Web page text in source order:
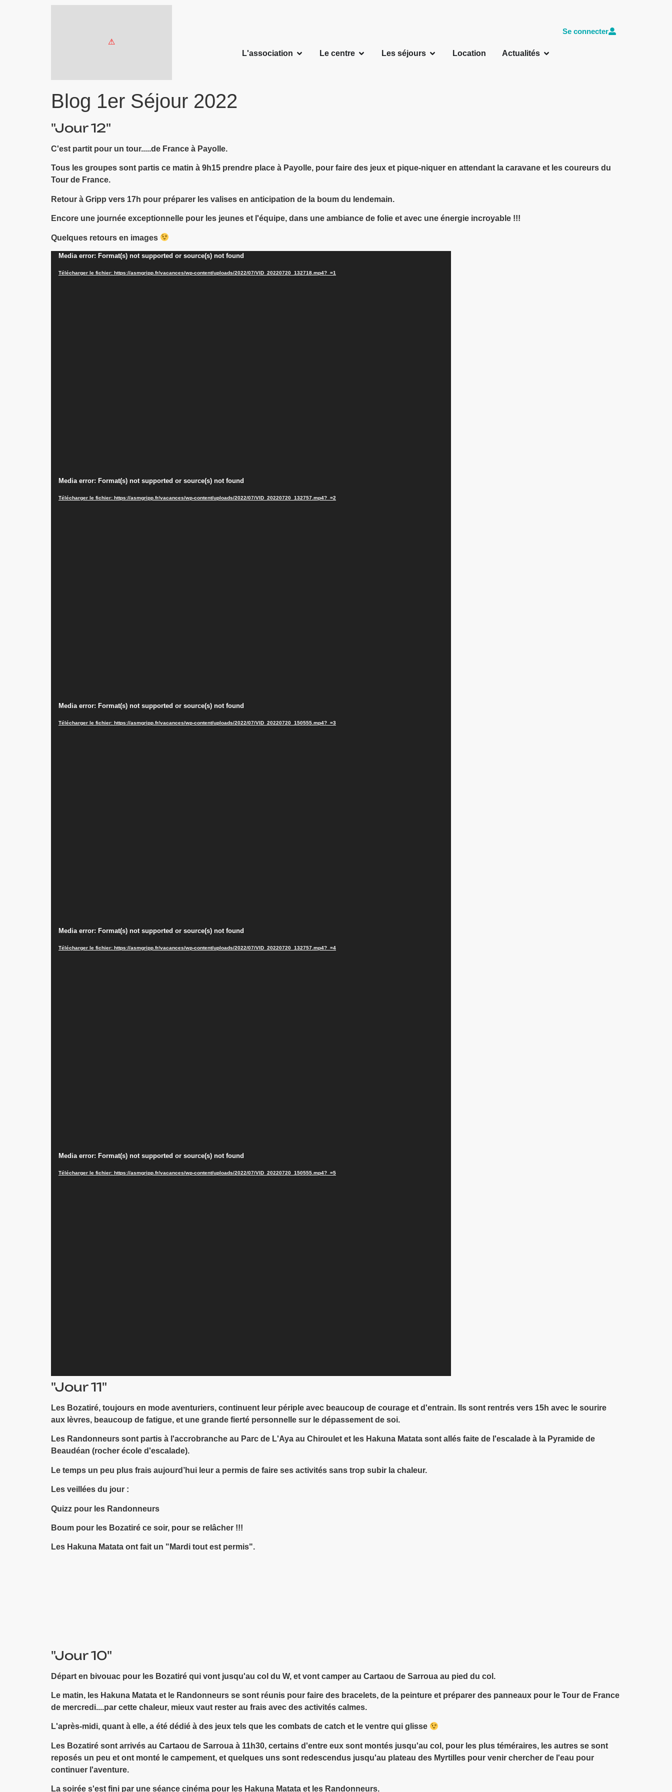
Se connecter
L'association Le centre Les séjours Location Actualités
Blog 1er Séjour 2022
"Jour 12"
C'est partit pour un tour.....de France à Payolle.
Tous les groupes sont partis ce matin à 9h15 prendre place à Payolle, pour faire des jeux et pique-niquer en attendant la caravane et les coureurs du
Tour de France.
Retour à Gripp vers 17h pour préparer les valises en anticipation de la boum du lendemain.
Encore une journée exceptionnelle pour les jeunes et l'équipe, dans une ambiance de folie et avec une énergie incroyable !!!
Quelques retours en images
Lecteur
Media error: Format(s) not supported or source(s) not found
Télécharger le fichier: https://asmgripp.fr/vacances/wp-content/uploads/2022/07/VID_20220720_132718.mp4?_=1
Lecteur
Media error: Format(s) not supported or source(s) not found
Télécharger le fichier: https://asmgripp.fr/vacances/wp-content/uploads/2022/07/VID_20220720_132757.mp4?_=2
Lecteur
Media error: Format(s) not supported or source(s) not found
Télécharger le fichier: https://asmgripp.fr/vacances/wp-content/uploads/2022/07/VID_20220720_150555.mp4?_=3
Lecteur
Media error: Format(s) not supported or source(s) not found
Télécharger le fichier: https://asmgripp.fr/vacances/wp-content/uploads/2022/07/VID_20220720_132757.mp4?_=4
Lecteur
Media error: Format(s) not supported or source(s) not found
Télécharger le fichier: https://asmgripp.fr/vacances/wp-content/uploads/2022/07/VID_20220720_150555.mp4?_=5
"Jour 11"
Les Bozatiré, toujours en mode aventuriers, continuent leur périple avec beaucoup de courage et d'entrain. Ils sont rentrés vers 15h avec le sourire
aux lèvres, beaucoup de fatigue, et une grande fierté personnelle sur le dépassement de soi.
Les Randonneurs sont partis à l'accrobranche au Parc de L'Aya au Chiroulet et les Hakuna Matata sont allés faite de l'escalade à la Pyramide de
Beaudéan (rocher école d'escalade).
Le temps un peu plus frais aujourd’hui leur a permis de faire ses activités sans trop subir la chaleur.
Les veillées du jour :
Quizz pour les Randonneurs
Boum pour les Bozatiré ce soir, pour se relâcher !!!
Les Hakuna Matata ont fait un "Mardi tout est permis".
"Jour 10"
Départ en bivouac pour les Bozatiré qui vont jusqu'au col du W, et vont camper au Cartaou de Sarroua au pied du col.
Le matin, les Hakuna Matata et le Randonneurs se sont réunis pour faire des bracelets, de la peinture et préparer des panneaux pour le Tour de France
de mercredi....par cette chaleur, mieux vaut rester au frais avec des activités calmes.
L'après-midi, quant à elle, a été dédié à des jeux tels que les combats de catch et le ventre qui glisse
Les Bozatiré sont arrivés au Cartaou de Sarroua à 11h30, certains d'entre eux sont montés jusqu'au col, pour les plus téméraires, les autres se sont
reposés un peu et ont monté le campement, et quelques uns sont redescendus jusqu'au plateau des Myrtilles pour venir chercher de l'eau pour
continuer l'aventure.
La soirée s'est fini par une séance cinéma pour les Hakuna Matata et les Randonneurs.